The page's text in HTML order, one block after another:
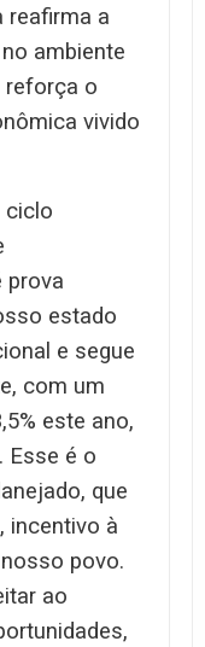
reafirma a
ambiente
reforça o
vivido
ciclo
prova
estado
e segue
com um
este ano,
Esse é o
que
incentivo à
povo.
ao